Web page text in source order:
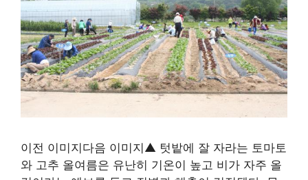
이전 이미지다음 이미지▲ 텃밭에 잘 자라는 토마토
와 고추 올여름은 유난히 기온이 높고 비가 자주 올